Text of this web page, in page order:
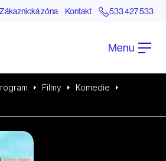
Zákaznická zóna Kontakt 533 427 533
Menu
Filmy
Komedie